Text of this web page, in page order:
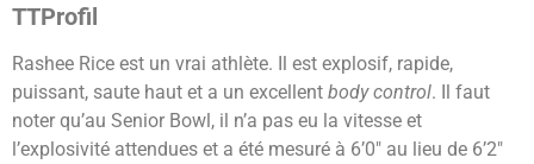
TTProfil
Rashee Rice est un vrai athlète. Il est explosif, rapide,
puissant, saute haut et a un excellent body control. Il faut
noter qu’au Senior Bowl, il n’a pas eu la vitesse et
l’explosivité attendues et a été mesuré à 6’0″ au lieu de 6’2″